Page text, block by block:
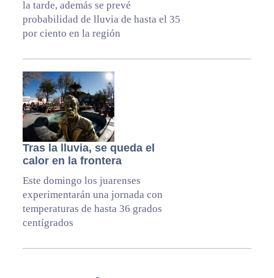
la tarde, además se prevé
probabilidad de lluvia de hasta el 35
por ciento en la región
Tras la lluvia, se queda el
calor en la frontera
Este domingo los juarenses
experimentarán una jornada con
temperaturas de hasta 36 grados
centígrados